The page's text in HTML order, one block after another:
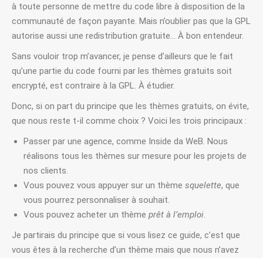
à toute personne de mettre du code libre à disposition de la
communauté de façon payante. Mais n’oublier pas que la GPL
autorise aussi une redistribution gratuite… À bon entendeur.
Sans vouloir trop m’avancer, je pense d’ailleurs que le fait
qu’une partie du code fourni par les thèmes gratuits soit
encrypté, est contraire à la GPL. À étudier.
Donc, si on part du principe que les thèmes gratuits, on évite,
que nous reste t-il comme choix ? Voici les trois principaux :
Passer par une agence, comme Inside da WeB. Nous
réalisons tous les thèmes sur mesure pour les projets de
nos clients.
Vous pouvez vous appuyer sur un thème squelette, que
vous pourrez personnaliser à souhait.
Vous pouvez acheter un thème prêt à l’emploi.
Je partirais du principe que si vous lisez ce guide, c’est que
vous êtes à la recherche d’un thème mais que nous n’avez